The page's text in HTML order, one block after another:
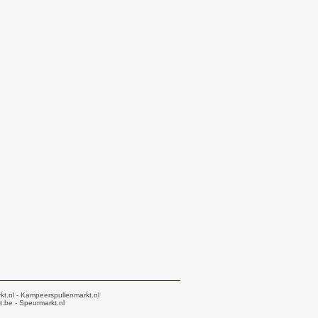
- Kampeerspullenmarkt.nl
- Speurmarkt.nl